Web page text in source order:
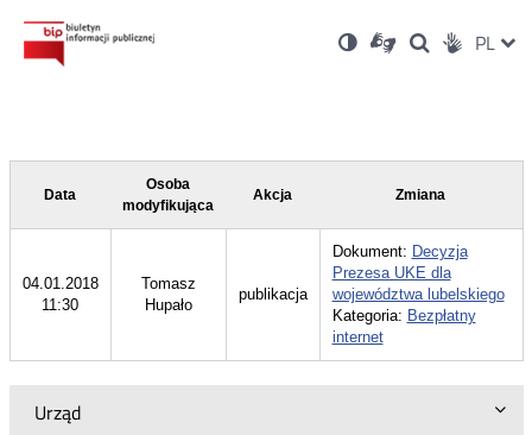
Ustawienia
Wersja
kontrastowa
Dla
niesłyszących
OtwórzOtwórz
w
Otwórz
w
Social PL
Urząd
Data
Osoba
modyfikująca
Akcja Zmiana
04.01.2018
11:30
Tomasz
Hupało
publikacja
Dokument: Decyzja
Prezesa UKE dla
województwa lubelskiego
Kategoria: Bezpłatny
internet